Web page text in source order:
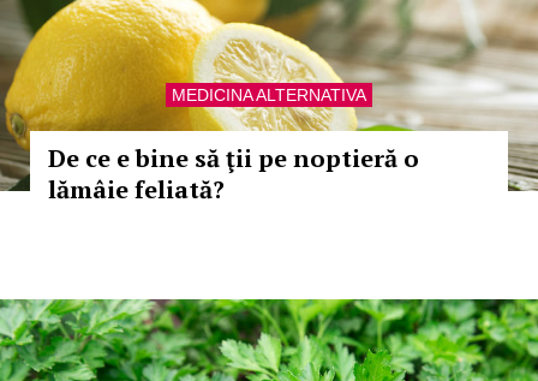
MEDICINA ALTERNATIVA
De ce e bine să ţii pe noptieră o
lămâie feliată?